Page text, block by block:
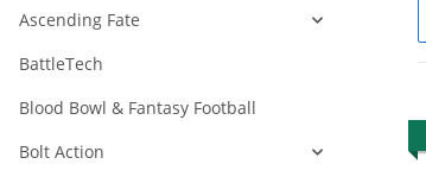
Ascending Fate
BattleTech
Blood Bowl & Fantasy Football
Bolt Action